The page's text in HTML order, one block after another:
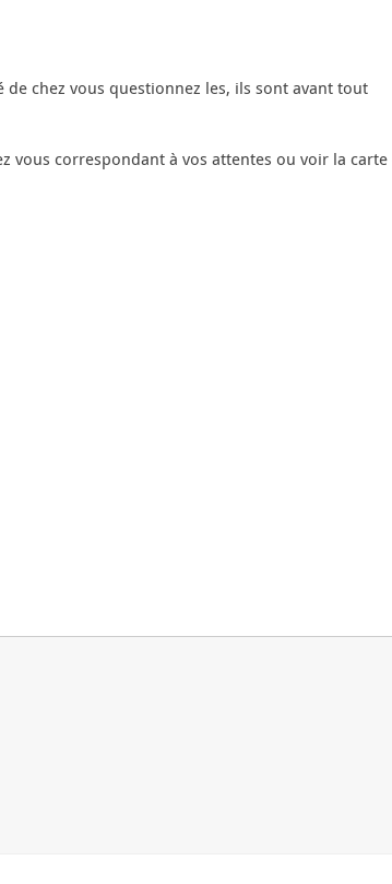
chez vous questionnez les, ils sont avant tout
vous correspondant à vos attentes ou voir la carte